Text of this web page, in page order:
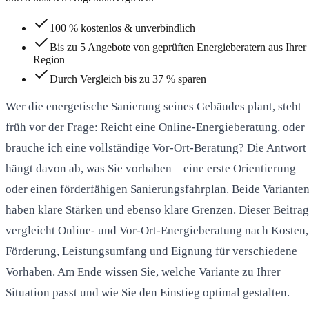
100 % kostenlos & unverbindlich
Bis zu 5 Angebote von geprüften Energieberatern aus Ihrer
Region
Durch Vergleich bis zu 37 % sparen
Wer die energetische Sanierung seines Gebäudes plant, steht
früh vor der Frage: Reicht eine Online-Energieberatung, oder
brauche ich eine vollständige Vor-Ort-Beratung? Die Antwort
hängt davon ab, was Sie vorhaben – eine erste Orientierung
oder einen förderfähigen Sanierungsfahrplan. Beide Varianten
haben klare Stärken und ebenso klare Grenzen. Dieser Beitrag
vergleicht Online- und Vor-Ort-Energieberatung nach Kosten,
Förderung, Leistungsumfang und Eignung für verschiedene
Vorhaben. Am Ende wissen Sie, welche Variante zu Ihrer
Situation passt und wie Sie den Einstieg optimal gestalten.